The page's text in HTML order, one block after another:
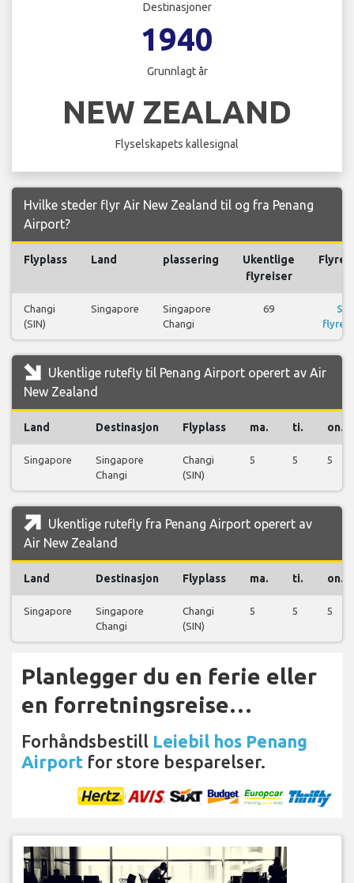
Destinasjoner
1940
Grunnlagt år
NEW ZEALAND
Flyselskapets kallesignal
Hvilke steder flyr Air New Zealand til og fra Penang
Airport?
Flyplass Land plassering
Ukentlige
flyreiser
Changi
(SIN)
Singapore
Singapore
Changi
69
Se
Ukentlige rutefly til Penang Airport operert av Air
New Zealand
Land Destinasjon Flyplass ma. ti. on.
Singapore
Singapore
Changi
Changi
(SIN)
5 5 5
Ukentlige rutefly fra Penang Airport operert av
Air New Zealand
Land Destinasjon Flyplass ma. ti. on.
Singapore
Singapore
Changi
Changi
(SIN)
5 5 5
Planlegger du en ferie eller
en forretningsreise…
Forhåndsbestill Leiebil hos Penang
Airport for store besparelser.